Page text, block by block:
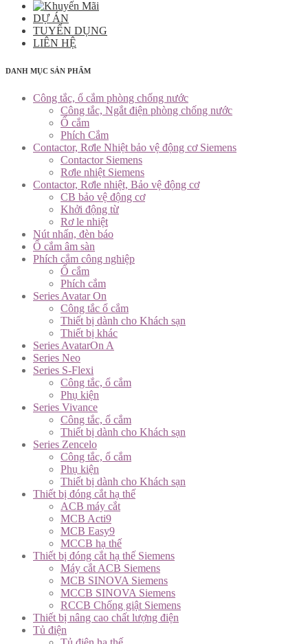
DỰ ÁN
TUYỂN DỤNG
LIÊN HỆ
DANH MỤC SẢN PHẨM
Công tắc, ổ cắm phòng chống nước
Công tắc, Ngắt điện phòng chống nước
Ổ cắm
Phích Cắm
Contactor, Rơle Nhiệt bảo vệ động cơ Siemens
Contactor Siemens
Rơle nhiệt Siemens
Contactor, Rơle nhiệt, Bảo vệ động cơ
CB bảo vệ động cơ
Khởi động từ
Rơ le nhiệt
Nút nhấn, đèn báo
Ổ cắm âm sàn
Phích cắm công nghiệp
Ổ cắm
Phích cắm
Series Avatar On
Công tắc ổ cắm
Thiết bị dành cho Khách sạn
Thiết bị khác
Series AvatarOn A
Series Neo
Series S-Flexi
Công tắc, ổ cắm
Phụ kiện
Series Vivance
Công tắc, ổ cắm
Thiết bị dành cho Khách sạn
Series Zencelo
Công tắc, ổ cắm
Phụ kiện
Thiết bị dành cho Khách sạn
Thiết bị đóng cắt hạ thế
ACB máy cắt
MCB Acti9
MCB Easy9
MCCB hạ thế
Thiết bị đóng cắt hạ thế Siemens
Máy cắt ACB Siemens
MCB SINOVA Siemens
MCCB SINOVA Siemens
RCCB Chống giật Siemens
Thiết bị nâng cao chất lượng điện
Tủ điện